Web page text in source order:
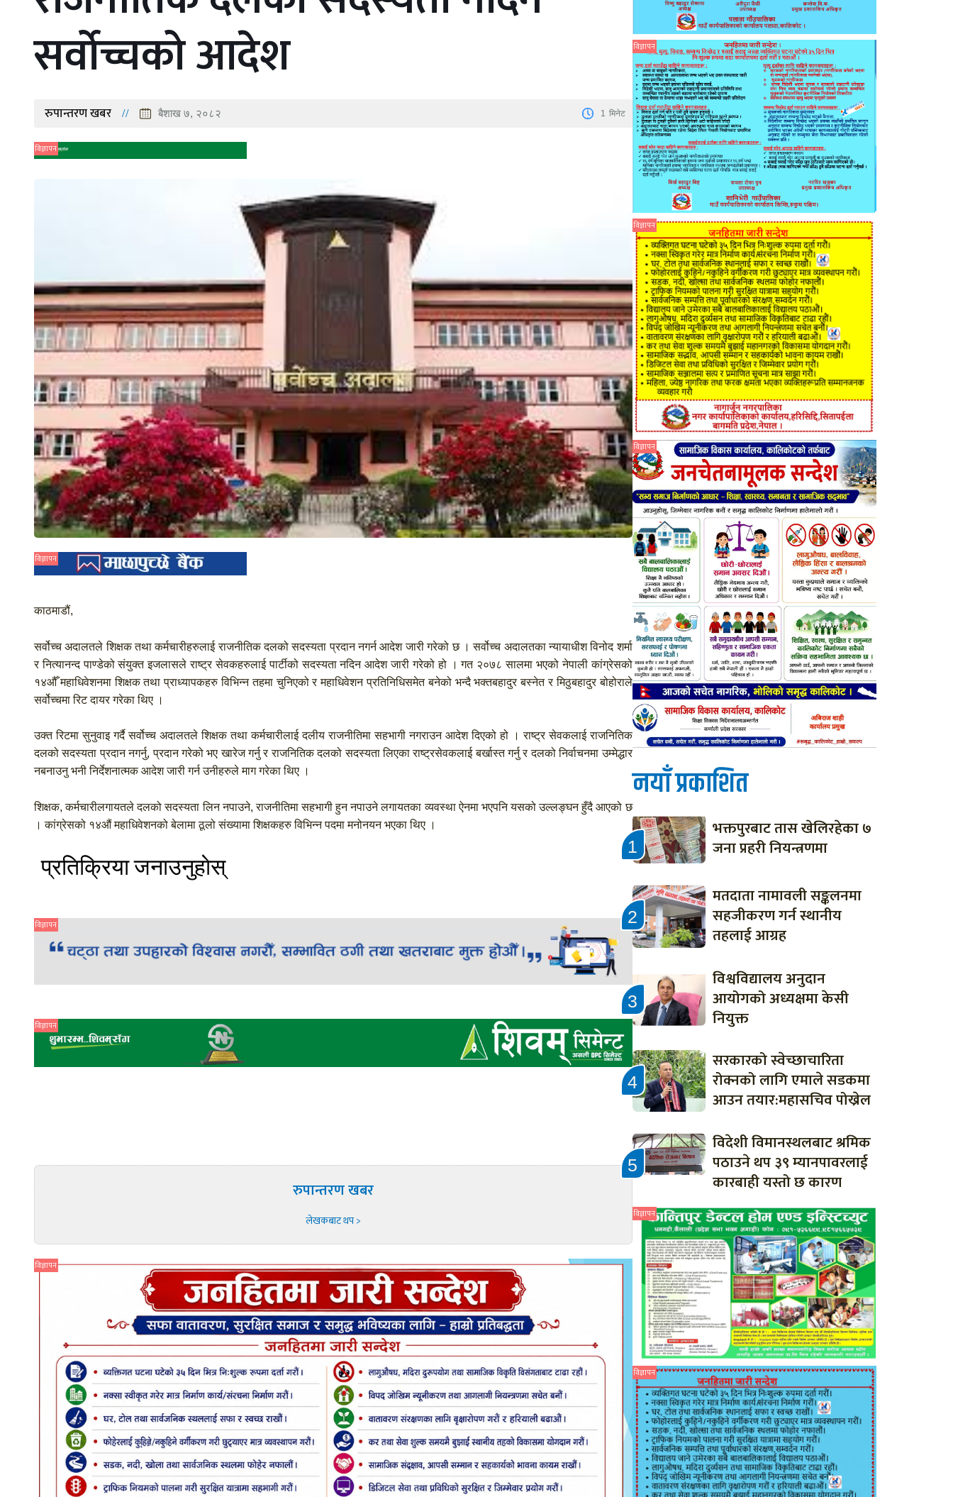
सर्वोच्चको आदेश
रुपान्तरण खबर बैशाख ७, २०८२ 1 मिनेट
विज्ञापन
विज्ञापन
काठमाडौं,
सर्वोच्च अदालतले शिक्षक तथा कर्मचारीहरुलाई राजनीतिक दलको सदस्यता प्रदान नगर्न आदेश जारी गरेको छ । सर्वोच्च अदालतका न्यायाधीश विनोद शर्मा
र नित्यानन्द पाण्डेको संयुक्त इजलासले राष्ट्र सेवकहरुलाई पार्टीको सदस्यता नदिन आदेश जारी गरेको हो । गत २०७८ सालमा भएको नेपाली कांग्रेसको
१४औँ महाधिवेशनमा शिक्षक तथा प्राध्यापकहरु विभिन्न तहमा चुनिएको र महाधिवेशन प्रतिनिधिसमेत बनेको भन्दै भक्तबहादुर बस्नेत र मिठुबहादुर बोहोराले
सर्वोच्चमा रिट दायर गरेका थिए ।
उक्त रिटमा सुनुवाइ गर्दै सर्वोच्च अदालतले शिक्षक तथा कर्मचारीलाई दलीय राजनीतिमा सहभागी नगराउन आदेश दिएको हो । राष्ट्र सेवकलाई राजनितिक
दलको सदस्यता प्रदान नगर्नु, प्रदान गरेको भए खारेज गर्नु र राजनितिक दलको सदस्यता लिएका राष्ट्रसेवकलाई बर्खास्त गर्नु र दलको निर्वाचनमा उम्मेद्धार
नबनाउनु भनी निर्देशनात्मक आदेश जारी गर्न उनीहरुले माग गरेका थिए ।
शिक्षक, कर्मचारीलगायतले दलको सदस्यता लिन नपाउने, राजनीतिमा सहभागी हुन नपाउने लगायतका व्यवस्था ऐनमा भएपनि यसको उल्लङ्घन हुँदै आएको छ
। कांग्रेसको १४औं महाधिवेशनको बेलामा ठूलो संख्यामा शिक्षकहरु विभिन्न पदमा मनोनयन भएका थिए ।
प्रतिक्रिया जनाउनुहाेस्
विज्ञापन
विज्ञापन
रुपान्तरण खबर
लेखकबाट थप >
विज्ञापन
विज्ञापन
विज्ञापन
विज्ञापन
नयाँ प्रकाशित
भक्तपुरबाट तास खेलिरहेका ७
जना प्रहरी नियन्त्रणमा
मतदाता नामावली सङ्कलनमा
सहजीकरण गर्न स्थानीय
तहलाई आग्रह
विश्वविद्यालय अनुदान
आयोगको अध्यक्षमा केसी
नियुक्त
सरकारको स्वेच्छाचारिता
रोक्नको लागि एमाले सडकमा
आउन तयार:महासचिव पोख्रेल
विदेशी विमानस्थलबाट श्रमिक
पठाउने थप ३९ म्यानपावरलाई
कारबाही यस्तो छ कारण
विज्ञापन
विज्ञापन